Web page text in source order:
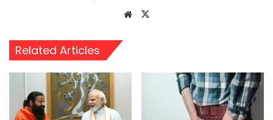
Website
Related Articles